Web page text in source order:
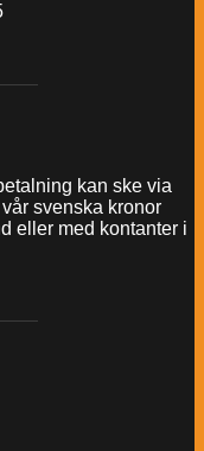
kan ske via
svenska kronor
eller med kontanter i